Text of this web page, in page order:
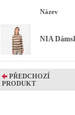
Název
NIA
PŘEDCHOZÍ
PRODUKT